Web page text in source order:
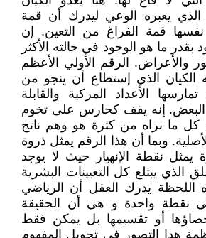
يعبره الوعي ليدرك أن قمة
نفسها قمة الفراغ من التعين. إن
بقدر ما هو الوجود في حالته الأكثر
والأعراض. الرقم الأولي الأعظم
الكيان الذي إستطاع أن ينجو من
الأعداد المركبة والقابلة
إنه يقف كحارس على تخوم
أن كل ما نراه من كثرة هو وهم ناتج
وبما أن هذا الرقم يمثل ذروة
يمثل نقطة الإنهيار حيث لا يوجد
الذي يبتلع كل التعيينات البشرية
اللحظة يدرك العقل أن الرياضي
نقطة واحدة و هي أن الحقيقة
أو تقسيمها بل يمكن فقط
هذا التصور في تحويل المفهوم